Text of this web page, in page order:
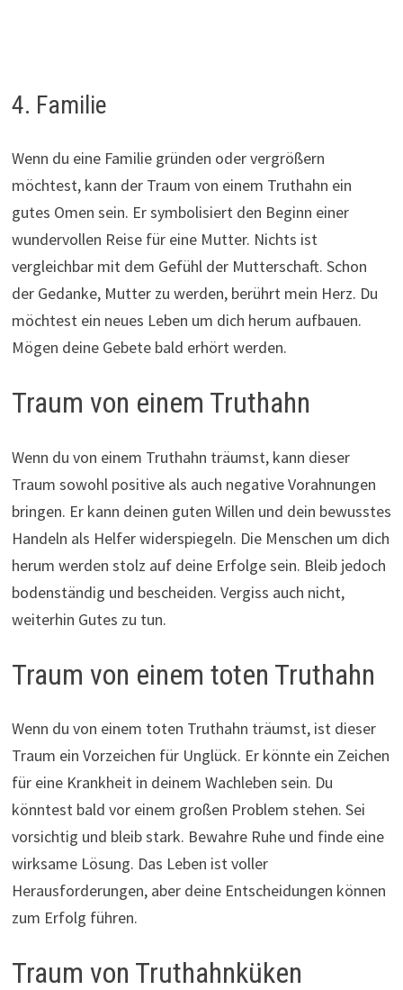
4. Familie
Wenn du eine Familie gründen oder vergrößern
möchtest, kann der Traum von einem Truthahn ein
gutes Omen sein. Er symbolisiert den Beginn einer
wundervollen Reise für eine Mutter. Nichts ist
vergleichbar mit dem Gefühl der Mutterschaft. Schon
der Gedanke, Mutter zu werden, berührt mein Herz. Du
möchtest ein neues Leben um dich herum aufbauen.
Mögen deine Gebete bald erhört werden.
Traum von einem Truthahn
Wenn du von einem Truthahn träumst, kann dieser
Traum sowohl positive als auch negative Vorahnungen
bringen. Er kann deinen guten Willen und dein bewusstes
Handeln als Helfer widerspiegeln. Die Menschen um dich
herum werden stolz auf deine Erfolge sein. Bleib jedoch
bodenständig und bescheiden. Vergiss auch nicht,
weiterhin Gutes zu tun.
Traum von einem toten Truthahn
Wenn du von einem toten Truthahn träumst, ist dieser
Traum ein Vorzeichen für Unglück. Er könnte ein Zeichen
für eine Krankheit in deinem Wachleben sein. Du
könntest bald vor einem großen Problem stehen. Sei
vorsichtig und bleib stark. Bewahre Ruhe und finde eine
wirksame Lösung. Das Leben ist voller
Herausforderungen, aber deine Entscheidungen können
zum Erfolg führen.
Traum von Truthahnküken